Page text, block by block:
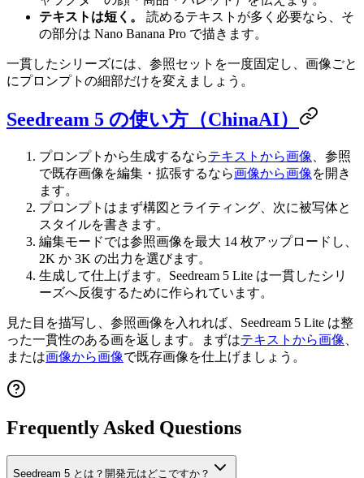
テキストは短く。
読めるテキストが多く必要なら、そ
の部分は Nano Banana Pro で描きます。
一貫したシリーズには、参照セットを一度固定し、画像ごと
にプロンプトの細部だけを変えましょう。
Seedream 5 の使い方（ChinaAI）
プロンプトから生成するならテキストから画像 、参照
で既存画像を編集・拡張するなら画像から画像を開き
ます。
プロンプトはまず構図とライティング、次に被写体と
スタイルを書きます。
編集モードでは参照画像を最大 14 枚アップロードし、
2K か 3K の出力を選びます。
生成して仕上げます。Seedream 5 Lite は一貫したシリ
ーズへ反復するために作られています。
見た目を描写し、参照画像を入れれば、Seedream 5 Lite は整
った一貫性のある画を返します。まずはテキストから画像
または画像から画像で既存画像を仕上げましょう。
Frequently Asked Questions
Seedream 5 とは？開発元はどこですか？